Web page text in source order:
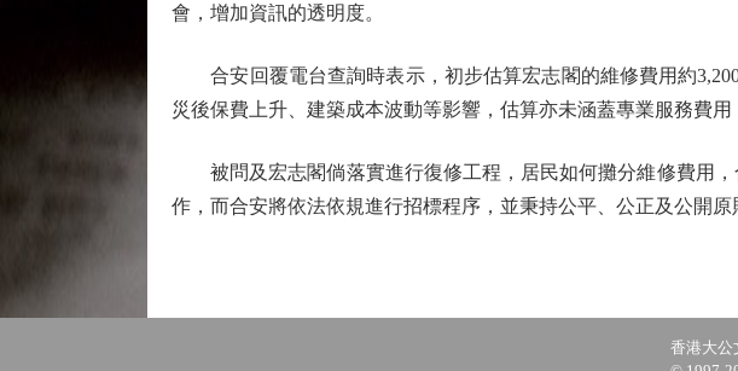
會，增加資訊的透明度。
合安回覆電台查詢時表示，初步估算宏志閣的維修費用約
災後保費上升、建築成本波動等影響，估算亦未涵蓋專業服務費
被問及宏志閣倘落實進行復修工程，居民如何攤分維修費用，
作，而合安將依法依規進行招標程序，並秉持公平、公正及公開
香港大公